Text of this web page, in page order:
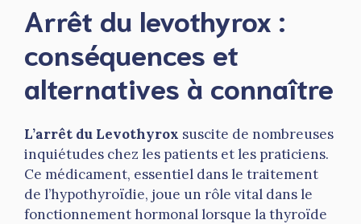
Arrêt du levothyrox :
conséquences et
alternatives à connaître
L’arrêt du Levothyrox suscite de nombreuses
inquiétudes chez les patients et les praticiens.
Ce médicament, essentiel dans le traitement
de l’hypothyroïdie, joue un rôle vital dans le
fonctionnement hormonal lorsque la thyroïde